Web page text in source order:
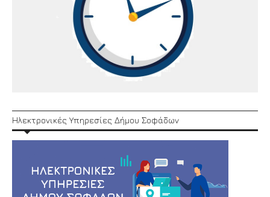
Ηλεκτρονικές Υπηρεσίες Δήμου Σοφάδων